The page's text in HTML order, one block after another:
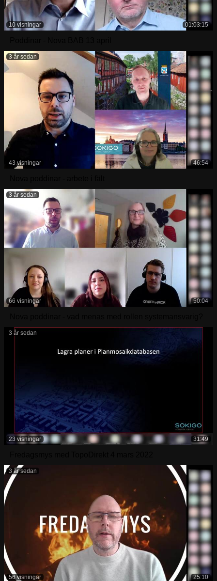
01:03:15
10 visningar
46:54
43 visningar
3 år sedan
50:04
66 visningar
3 år sedan
31:49
23 visningar
3 år sedan
25:10
56 visningar
3 år sedan